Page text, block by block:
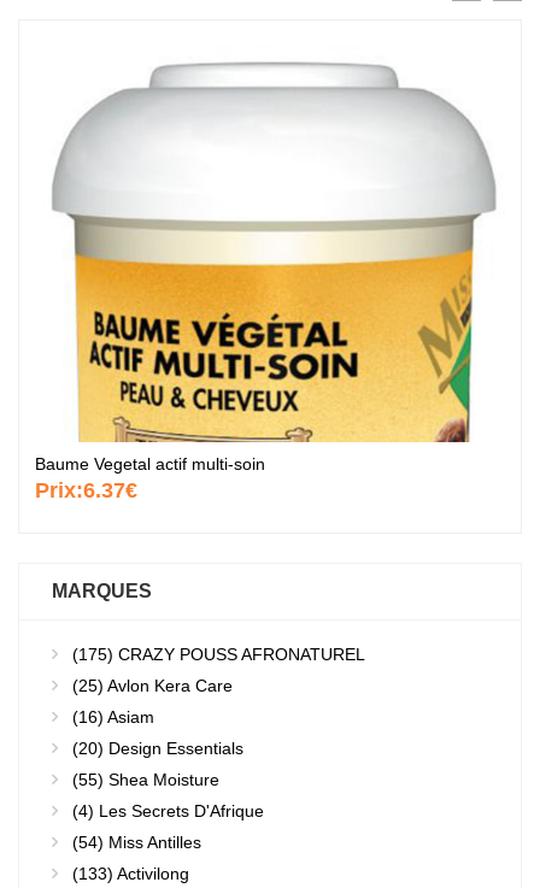
Baume Vegetal actif multi-soin
Prix:6.37€
MARQUES
(175) CRAZY POUSS AFRONATUREL
(25) Avlon Kera Care
(16) Asiam
(20) Design Essentials
(55) Shea Moisture
(4) Les Secrets D'Afrique
(54) Miss Antilles
(133) Activilong